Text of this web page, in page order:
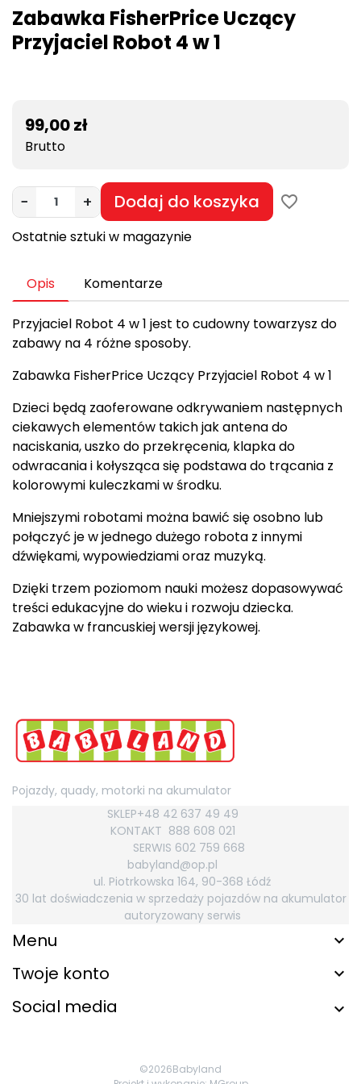
Zabawka FisherPrice Uczący
Przyjaciel Robot 4 w 1
99,00 zł
Brutto
− + Dodaj do koszyka favorite_border
Ostatnie sztuki w magazynie
Opis Komentarze
Przyjaciel Robot 4 w 1 jest to cudowny towarzysz do
zabawy na 4 różne sposoby.
Zabawka FisherPrice Uczący Przyjaciel Robot 4 w 1
Dzieci będą zaoferowane odkrywaniem następnych
ciekawych elementów takich jak antena do
naciskania, uszko do przekręcenia, klapka do
odwracania i kołysząca się podstawa do trącania z
kolorowymi kuleczkami w środku.
Mniejszymi robotami można bawić się osobno lub
połączyć je w jednego dużego robota z innymi
dźwiękami, wypowiedziami oraz muzyką.
Dzięki trzem poziomom nauki możesz dopasowywać
treści edukacyjne do wieku i rozwoju dziecka.
Zabawka w francuskiej wersji językowej.
Pojazdy, quady, motorki na akumulator
SKLEP+48 42 637 49 49
KONTAKT 888 608 021
SERWIS 602 759 668
babyland@op.pl
ul. Piotrkowska 164, 90-368 Łódź
30 lat doświadczenia w sprzedaży pojazdów na akumulator
autoryzowany serwis
Menu
Twoje konto
Social media
©2026Babyland